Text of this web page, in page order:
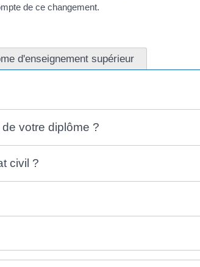
de ce changement.
d'enseignement supérieur
votre diplôme ?
civil ?